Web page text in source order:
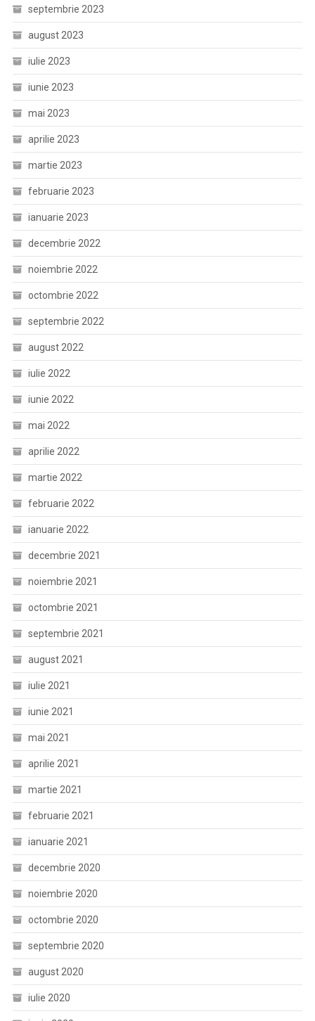
septembrie 2023
august 2023
iulie 2023
iunie 2023
mai 2023
aprilie 2023
martie 2023
februarie 2023
ianuarie 2023
decembrie 2022
noiembrie 2022
octombrie 2022
septembrie 2022
august 2022
iulie 2022
iunie 2022
mai 2022
aprilie 2022
martie 2022
februarie 2022
ianuarie 2022
decembrie 2021
noiembrie 2021
octombrie 2021
septembrie 2021
august 2021
iulie 2021
iunie 2021
mai 2021
aprilie 2021
martie 2021
februarie 2021
ianuarie 2021
decembrie 2020
noiembrie 2020
octombrie 2020
septembrie 2020
august 2020
iulie 2020